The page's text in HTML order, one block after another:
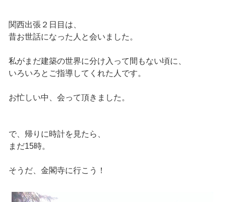
関西出張２日目は、
昔お世話になった人と会いました。
私がまだ建築の世界に分け入って間もない頃に、
いろいろとご指導してくれた人です。
お忙しい中、会って頂きました。
で、帰りに時計を見たら、
まだ15時。
そうだ、金閣寺に行こう！